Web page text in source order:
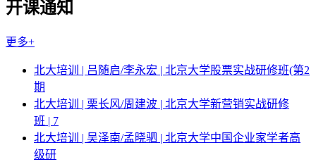
开课通知
更多+
北大培训 | 吕随启/李永宏 | 北京大学股票实战研修班(第2
期
北大培训 | 栗长风/周建波 | 北京大学新营销实战研修
班 | 7
北大培训 | 吴泽南/孟晓驷 | 北京大学中国企业家学者高
级研